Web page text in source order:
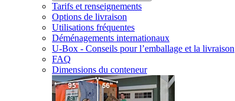
Tarifs et renseignements
Options de livraison
Utilisations fréquentes
Déménagements internationaux
U-Box - Conseils pour l’emballage et la livraison
FAQ
Dimensions du conteneur